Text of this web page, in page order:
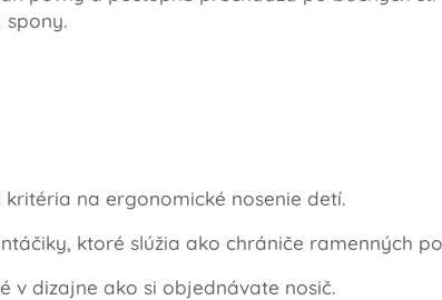
spony.
na ergonomické nosenie detí.
ktoré slúžia ako chrániče ramenných
v dizajne ako si objednávate nosič.